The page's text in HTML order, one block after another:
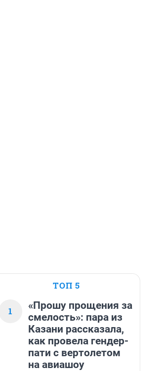
ТОП 5
1
«Прошу прощения за
смелость»: пара из
Казани рассказала,
как провела гендер-
пати с вертолетом
на авиашоу